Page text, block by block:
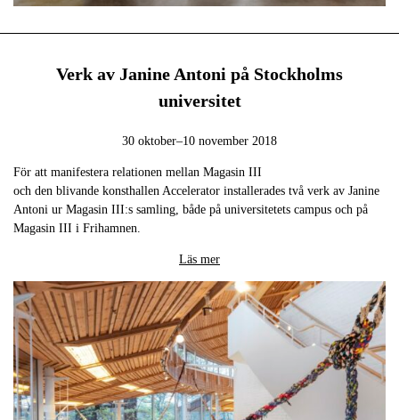
Verk av Janine Antoni på Stockholms
universitet
30 oktober–10 november 2018
För att manifestera relationen mellan Magasin III
och den blivande konsthallen Accelerator installerades två verk av Janine
Antoni ur Magasin III:s samling, både på universitetets campus och på
Magasin III i Frihamnen.
Läs mer